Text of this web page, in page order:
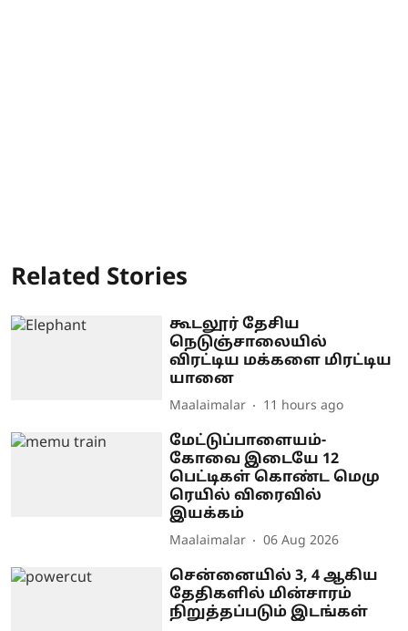
Related Stories
கூடலூர் தேசிய
நெடுஞ்சாலையில்
விரட்டிய மக்களை மிரட்டிய
யானை
Maalaimalar 11 hours ago
மேட்டுப்பாளையம்-
கோவை இடையே 12
பெட்டிகள் கொண்ட மெமு
ரெயில் விரைவில்
இயக்கம்
Maalaimalar 06 Aug 2026
சென்னையில் 3, 4 ஆகிய
தேதிகளில் மின்சாரம்
நிறுத்தப்படும் இடங்கள்